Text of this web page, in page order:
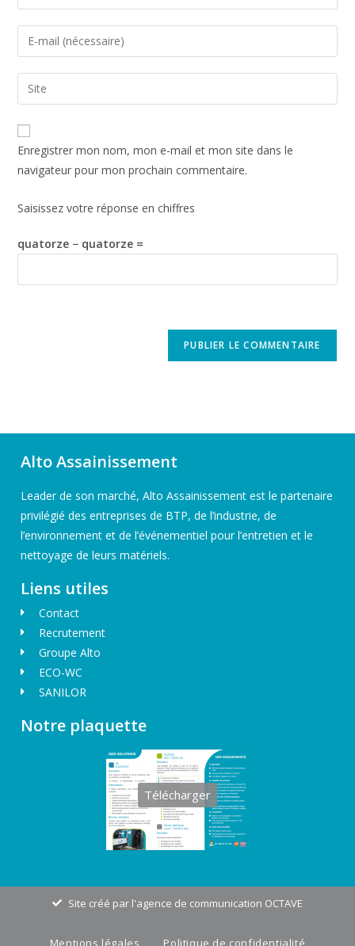
Enregistrer mon nom, mon e-mail et mon site dans le
navigateur pour mon prochain commentaire.
Saisissez votre réponse en chiffres
quatorze − quatorze =
Alto Assainissement
Leader de son marché, Alto Assainissement est le partenaire
privilégié des entreprises de BTP, de l’industrie, de
l’environnement et de l’événementiel pour l’entretien et le
nettoyage de leurs matériels.
Liens utiles
Contact
Recrutement
Groupe Alto
ECO-WC
SANILOR
Notre plaquette
Télécharger
Site créé par l'agence de communication OCTAVE
Mentions légales Politique de confidentialité